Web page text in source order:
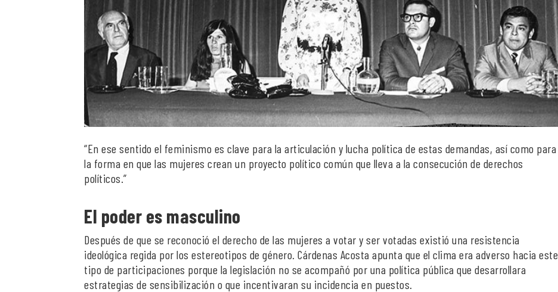
“En ese sentido el feminismo es clave para la articulación y lucha política de estas demandas, así como para
la forma en que las mujeres crean un proyecto político común que lleva a la consecución de derechos
políticos.”
El poder es masculino
Después de que se reconoció el derecho de las mujeres a votar y ser votadas existió una resistencia
ideológica regida por los estereotipos de género. Cárdenas Acosta apunta que el clima era adverso hacia este
tipo de participaciones porque la legislación no se acompañó por una política pública que desarrollara
estrategias de sensibilización o que incentivaran su incidencia en puestos.